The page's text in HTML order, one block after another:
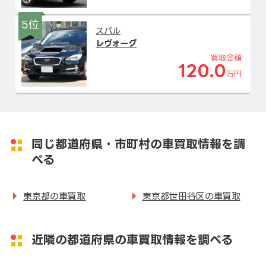
5位
スバル
レヴォーグ
買取金額
120.0 万円
同じ都道府県・市町村の車買取情報を調
べる
東京都の車買取 東京都世田谷区の車買取
近隣の都道府県の車買取情報を調べる